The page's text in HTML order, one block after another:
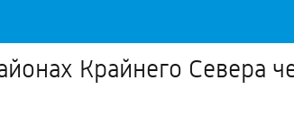
Крайнего Севера